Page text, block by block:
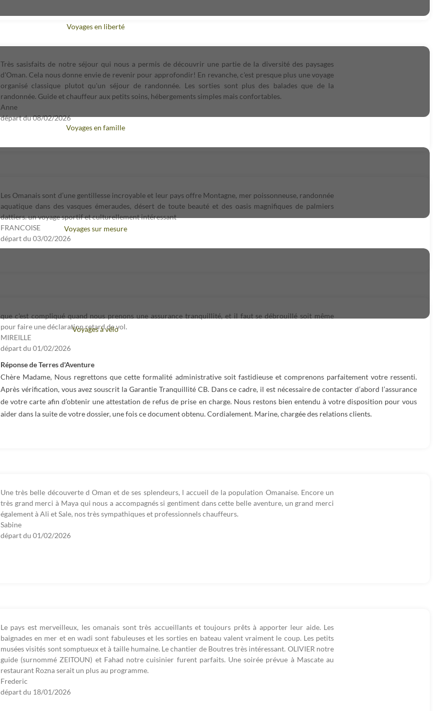
Voyages en liberté
Voyages en famille
Voyages sur mesure
Voyages à vélo
Très sasisfaits de notre séjour qui nous a permis de découvrir une partie de la diversité des paysages
d'Oman. Cela nous donne envie de revenir pour approfondir! En revanche, c'est presque plus une voyage
organisé classique plutot qu'un séjour de randonnée. Les sorties sont plus des balades que de la
randonnée. Guide et chauffeur aux petits soins, hébergements simples mais confortables.
Anne
départ du08/02/2026
Les Omanais sont d’une gentillesse incroyable et leur pays offre Montagne, mer poissonneuse, randonnée
aquatique dans des vasques émeraudes, désert de toute beauté et des oasis magnifiques de palmiers
dattiers. un voyage sportif et culturellement intéressant
FRANCOISE
départ du 03/02/2026
que c'est compliqué quand nous prenons une assurance tranquillité, et il faut se débrouillé soit même
pour faire une déclaration retard de vol.
MIREILLE
départ du 01/02/2026
Réponse de Terres d'Aventure
Chère Madame, Nous regrettons que cette formalité administrative soit fastidieuse et comprenons parfaitement votre ressenti.
Après vérification, vous avez souscrit la Garantie Tranquillité CB. Dans ce cadre, il est nécessaire de contacter d’abord l’assurance
de votre carte afin d’obtenir une attestation de refus de prise en charge. Nous restons bien entendu à votre disposition pour vous
aider dans la suite de votre dossier, une fois ce document obtenu. Cordialement. Marine, chargée des relations clients.
Une très belle découverte d Oman et de ses splendeurs, l accueil de la population Omanaise. Encore un
très grand merci à Maya qui nous a accompagnés si gentiment dans cette belle aventure, un grand merci
également à Ali et Sale, nos très sympathiques et professionnels chauffeurs.
Sabine
départ du 01/02/2026
Le pays est merveilleux, les omanais sont très accueillants et toujours prêts à apporter leur aide. Les
baignades en mer et en wadi sont fabuleuses et les sorties en bateau valent vraiment le coup. Les petits
musées visités sont somptueux et à taille humaine. Le chantier de Boutres très intéressant. OLIVIER notre
guide (surnommé ZEITOUN) et Fahad notre cuisinier furent parfaits. Une soirée prévue à Mascate au
restaurant Rozna serait un plus au programme.
Frederic
départ du 18/01/2026